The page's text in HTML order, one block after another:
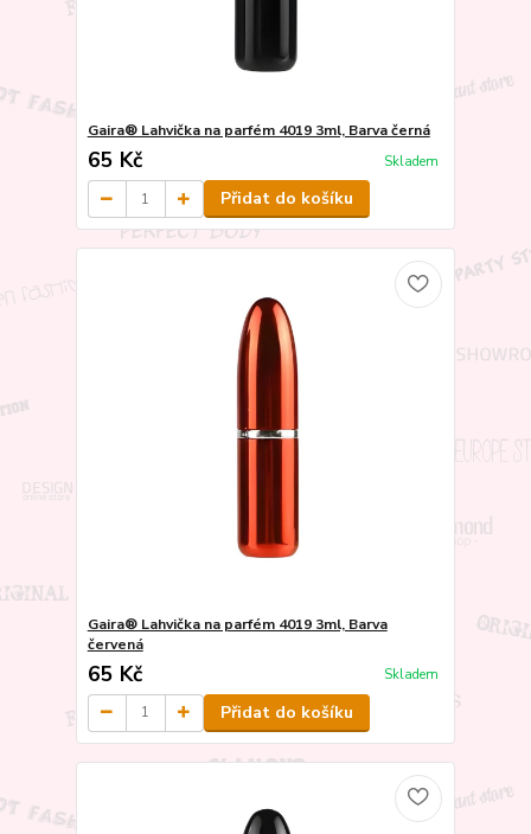
Gaira® Lahvička na parfém 4019 3ml, Barva černá
65 Kč Skladem
Přidat do košíku
Gaira® Lahvička na parfém 4019 3ml, Barva
červená
65 Kč Skladem
Přidat do košíku